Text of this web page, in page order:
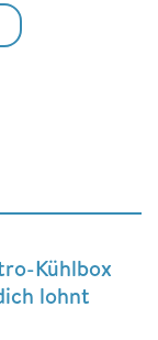
Kühlbox
lohnt